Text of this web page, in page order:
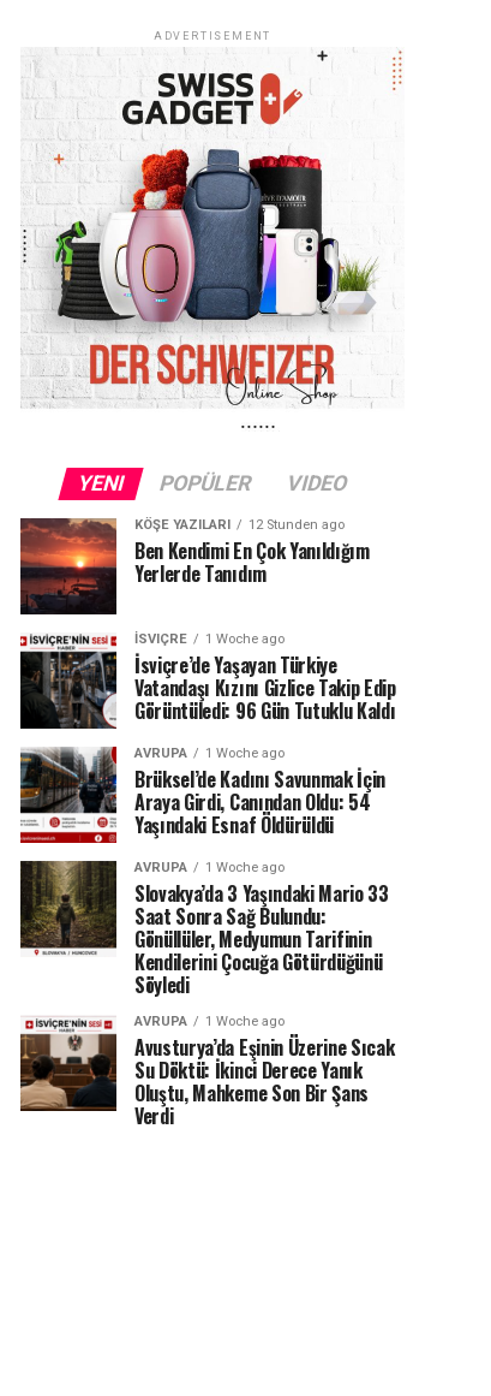
ADVERTISEMENT
YENI POPÜLER VIDEO
KÖŞE YAZILARI 12 Stunden ago
Ben Kendimi En Çok Yanıldığım
Yerlerde Tanıdım
İSVIÇRE 1 Woche ago
İsviçre’de Yaşayan Türkiye
Vatandaşı Kızını Gizlice Takip Edip
Görüntüledi: 96 Gün Tutuklu Kaldı
AVRUPA 1 Woche ago
Brüksel’de Kadını Savunmak İçin
Araya Girdi, Canından Oldu: 54
Yaşındaki Esnaf Öldürüldü
AVRUPA 1 Woche ago
Slovakya’da 3 Yaşındaki Mario 33
Saat Sonra Sağ Bulundu:
Gönüllüler, Medyumun Tarifinin
Kendilerini Çocuğa Götürdüğünü
Söyledi
AVRUPA 1 Woche ago
Avusturya’da Eşinin Üzerine Sıcak
Su Döktü: İkinci Derece Yanık
Oluştu, Mahkeme Son Bir Şans
Verdi